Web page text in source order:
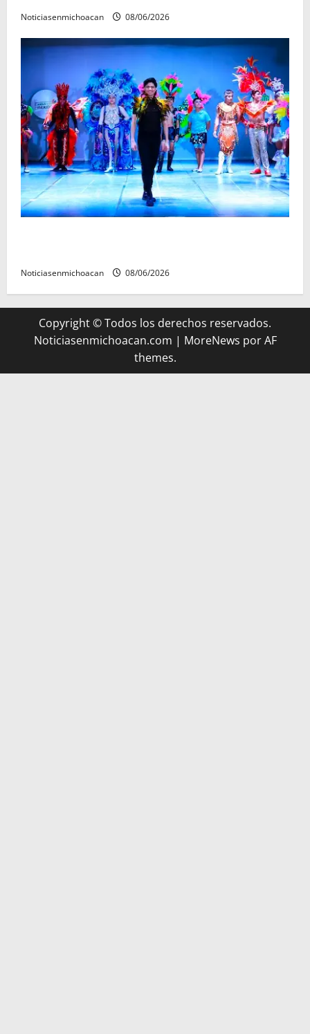
Noticiasenmichoacan 08/06/2026
Noticiasenmichoacan 08/06/2026
Copyright © Todos los derechos reservados.
Noticiasenmichoacan.com | MoreNews por AF
themes.